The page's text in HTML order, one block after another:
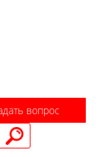
вопрос